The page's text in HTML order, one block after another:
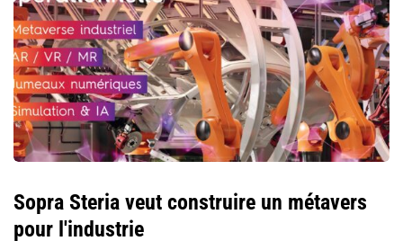
Sopra Steria veut construire un métavers
pour l'industrie